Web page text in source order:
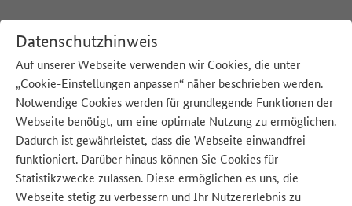
Datenschutzhinweis
Auf unserer Webseite verwenden wir Cookies, die unter
„Cookie-Einstellungen anpassen“ näher beschrieben werden.
Notwendige Cookies werden für grundlegende Funktionen der
Webseite benötigt, um eine optimale Nutzung zu ermöglichen.
Dadurch ist gewährleistet, dass die Webseite einwandfrei
funktioniert. Darüber hinaus können Sie Cookies für
Statistikzwecke zulassen. Diese ermöglichen es uns, die
Webseite stetig zu verbessern und Ihr Nutzererlebnis zu
:Startseite Unsere Strategie Materialien